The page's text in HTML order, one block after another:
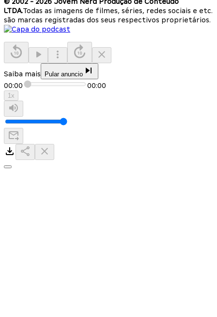
LTDA.Todas as imagens de filmes, séries, redes sociais e etc.
são marcas registradas dos seus respectivos proprietários.
Saiba mais Pular anuncio
00:00 00:00
1x